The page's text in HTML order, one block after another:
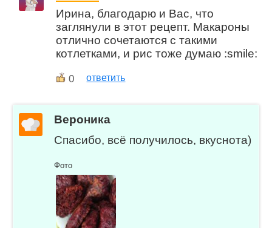
Ирина, благодарю и Вас, что
заглянули в этот рецепт. Макароны
отлично сочетаются с такими
котлетками, и рис тоже думаю :smile:
0 ответить
Вероника
Спасибо, всё получилось, вкуснота)
Фото